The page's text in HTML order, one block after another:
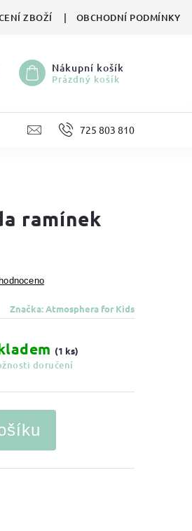
ZBOŽÍ OBCHODNÍ PODMÍNKY
Nákupní košík
Prázdný košík
LIFESTYLE HRAČKY
725 803 810
ramínek
Značka:Atmosphera for Kids
(1 ks)
doručení